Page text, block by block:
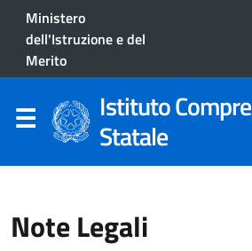
Ministero
dell'Istruzione e del
Merito
Istituto
Statale
Note Legali